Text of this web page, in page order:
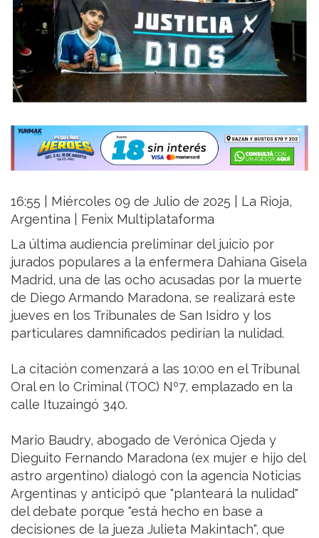
16:55 | Miércoles 09 de Julio de 2025 | La Rioja,
Argentina | Fenix Multiplataforma
La última audiencia preliminar del juicio por
jurados populares a la enfermera Dahiana Gisela
Madrid, una de las ocho acusadas por la muerte
de Diego Armando Maradona, se realizará este
jueves en los Tribunales de San Isidro y los
particulares damnificados pedirían la nulidad.
La citación comenzará a las 10:00 en el Tribunal
Oral en lo Criminal (TOC) Nº7, emplazado en la
calle Ituzaingó 340.
Mario Baudry, abogado de Verónica Ojeda y
Dieguito Fernando Maradona (ex mujer e hijo del
astro argentino) dialogó con la agencia Noticias
Argentinas y anticipó que "planteará la nulidad"
del debate porque "está hecho en base a
decisiones de la jueza Julieta Makintach", que